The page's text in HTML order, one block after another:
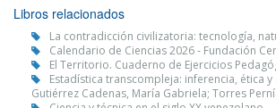
Libros relacionados
La contradicción civilizatoria: tecnología,
Calendario de Ciencias 2026 - Fundación
El Territorio. Cuaderno de Ejercicios
Estadística transcompleja: inferencia, ética
Gutiérrez Cadenas, María Gabriela; Torres